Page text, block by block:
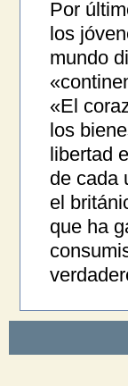
Por
los
mundo
«El
los
libertad
de cada
el
que ha